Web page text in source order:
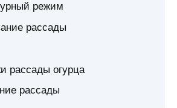
режим
рассады
рассады огурца
рассады